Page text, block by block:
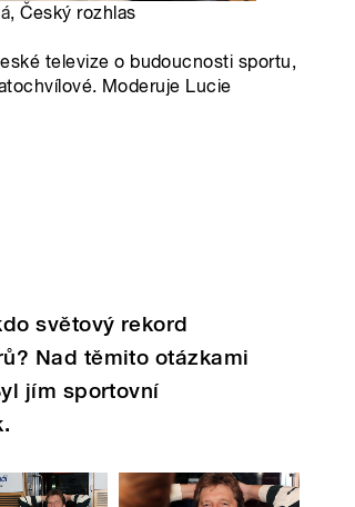
, Český rozhlas
televize o budoucnosti sportu,
Moderuje Lucie
světový rekord
Nad těmito otázkami
jím sportovní